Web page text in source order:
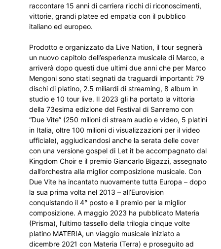
raccontare 15 anni di carriera ricchi di riconoscimenti,
vittorie, grandi platee ed empatia con il pubblico
italiano ed europeo.
Prodotto e organizzato da Live Nation, il tour segnerà
un nuovo capitolo dell’esperienza musicale di Marco, e
arriverà dopo questi due ultimi due anni che per Marco
Mengoni sono stati segnati da traguardi importanti: 79
dischi di platino, 2.5 miliardi di streaming, 8 album in
studio e 10 tour live. Il 2023 gli ha portato la vittoria
della 73esima edizione del Festival di Sanremo con
“Due Vite” (250 milioni di stream audio e video, 5 platini
in Italia, oltre 100 milioni di visualizzazioni per il video
ufficiale), aggiudicandosi anche la serata delle cover
con una versione gospel di Let it be accompagnato dal
Kingdom Choir e il premio Giancarlo Bigazzi, assegnato
dall’orchestra alla miglior composizione musicale. Con
Due Vite ha incantato nuovamente tutta Europa – dopo
la sua prima volta nel 2013 – all’Eurovision
conquistando il 4° posto e il premio per la miglior
composizione. A maggio 2023 ha pubblicato Materia
(Prisma), l’ultimo tassello della trilogia cinque volte
platino MATERIA, un viaggio musicale iniziato a
dicembre 2021 con Materia (Terra) e proseguito ad